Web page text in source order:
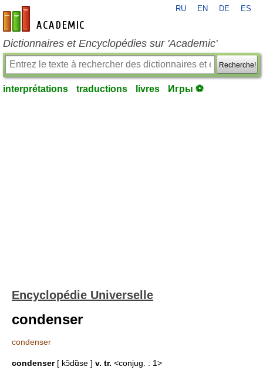
fr-academic.com
RU EN DE ES
Dictionnaires et Encyclopédies sur 'Academic'
Recherche!
interprétations traductions livres Игры ⚽
Encyclopédie Universelle
condenser
condenser
condenser[ kɔ̃dɑ̃se ] v. tr. <conjug. : 1>